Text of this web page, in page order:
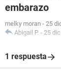
embarazo
melky moran - 25
Abigail P. - 25
1 respuesta